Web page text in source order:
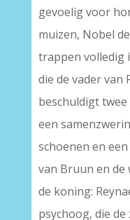
gevoelig voor
muizen, Nobel
trappen volledig
die de vader van
beschuldigt
een
schoenen en
van Bruun en
de koning:
psychoog, die